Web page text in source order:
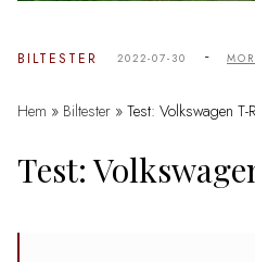
BILTESTER 2022-07-30 -
Hem » Biltester » Test: Volkswagen T-
Test: